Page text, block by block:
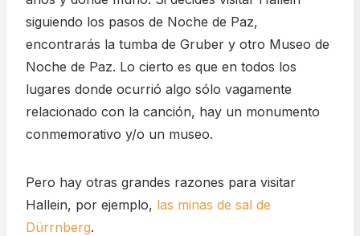
siguiendo los pasos de Noche de Paz,
encontrarás la tumba de Gruber y otro Museo de
Noche de Paz. Lo cierto es que en todos los
lugares donde ocurrió algo sólo vagamente
relacionado con la canción, hay un monumento
conmemorativo y/o un museo.
Pero hay otras grandes razones para visitar
Hallein, por ejemplo, las minas de sal de
Dürrnberg.